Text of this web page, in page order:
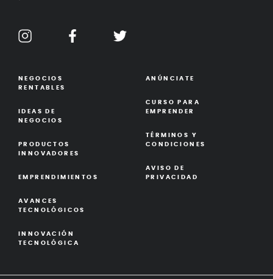
NEGOCIOS
RENTABLES
IDEAS DE
NEGOCIOS
PRODUCTOS
INNOVADORES
EMPRENDIMIENTOS
AVANCES
TECNOLÓGICOS
INNOVACIÓN
TECNOLÓGICA
ANÚNCIATE
CURSO PARA
EMPRENDER
TÉRMINOS Y
CONDICIONES
AVISO DE
PRIVACIDAD